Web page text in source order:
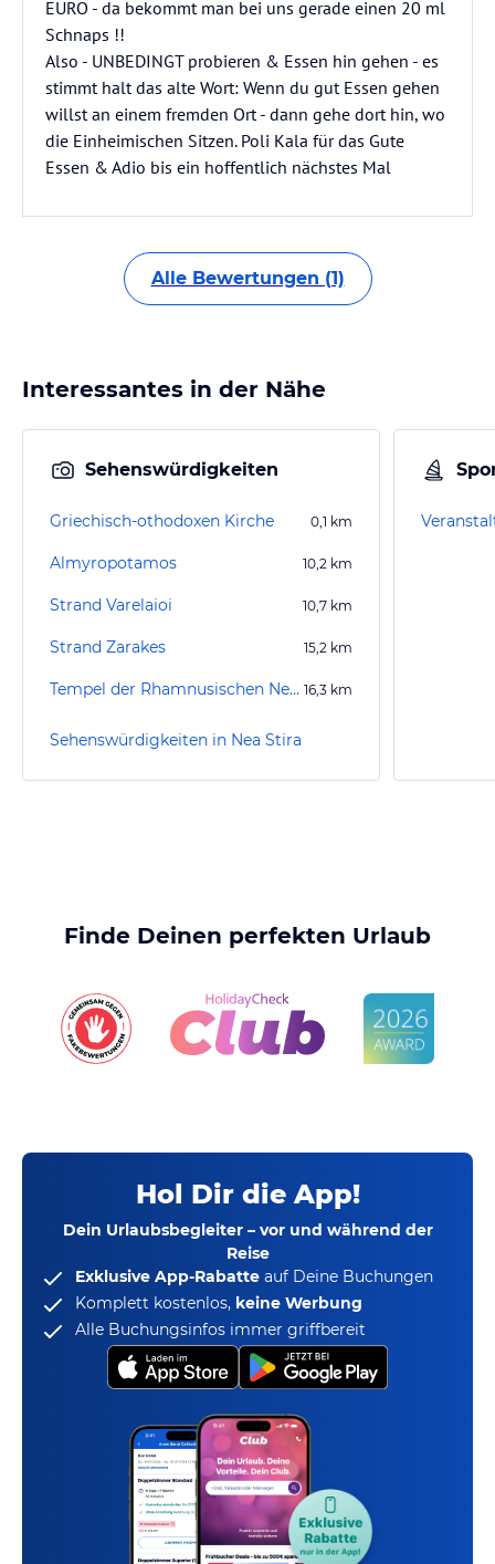
EURO - da bekommt man bei uns gerade einen 20 ml
Schnaps !!
Also - UNBEDINGT probieren & Essen hin gehen - es
stimmt halt das alte Wort: Wenn du gut Essen gehen
willst an einem fremden Ort - dann gehe dort hin, wo
die Einheimischen Sitzen. Poli Kala für das Gute
Essen & Adio bis ein hoffentlich nächstes Mal
Alle Bewertungen (1)
Interessantes in der Nähe
Sehenswürdigkeiten
Griechisch-othodoxen Kirche 0,1 km
Almyropotamos 10,2 km
Strand Varelaioi 10,7 km
Strand Zarakes 15,2 km
Tempel der Rhamnusischen Nemesis 16,3 km
Sehenswürdigkeiten in Nea Stira
Finde Deinen perfekten Urlaub
Hol Dir die App!
Dein Urlaubsbegleiter – vor und während der
Reise
Exklusive App-Rabatte auf Deine Buchungen
Komplett kostenlos, keine Werbung
Alle Buchungsinfos immer griffbereit